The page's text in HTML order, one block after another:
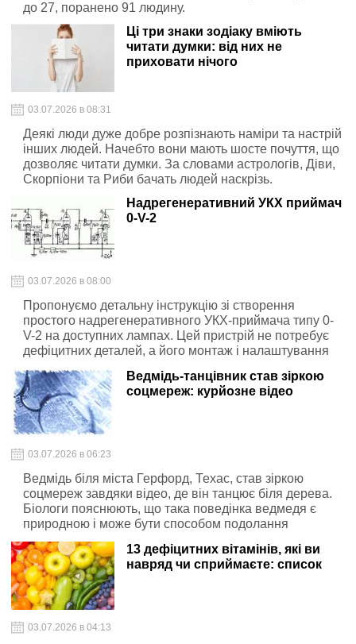
до 27, поранено 91 людину.
Ці три знаки зодіаку вміють
читати думки: від них не
приховати нічого
03.07.2026 в 08:31
Деякі люди дуже добре розпізнають наміри та настрій
інших людей. Начебто вони мають шосте почуття, що
дозволяє читати думки. За словами астрологів, Діви,
Скорпіони та Риби бачать людей наскрізь.
Надрегенеративний УКХ приймач
0-V-2
03.07.2026 в 08:00
Пропонуємо детальну інструкцію зі створення
простого надрегенеративного УКХ-приймача типу 0-
V-2 на доступних лампах. Цей пристрій не потребує
дефіцитних деталей, а його монтаж і налаштування
чутливості приймач дозволяє впевнено приймати
аматорські радіостанції
Ведмідь-танцівник став зіркою
соцмереж: курйозне відео
03.07.2026 в 06:23
Ведмідь біля міста Герфорд, Техас, став зіркою
соцмереж завдяки відео, де він танцює біля дерева.
Біологи пояснюють, що така поведінка ведмедя є
природною і може бути способом подолання
свербежу або мітки території.
13 дефіцитних вітамінів, які ви
навряд чи сприймаєте: список
03.07.2026 в 04:13